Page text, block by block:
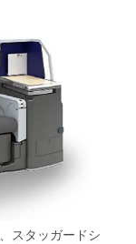
スタッガードシ